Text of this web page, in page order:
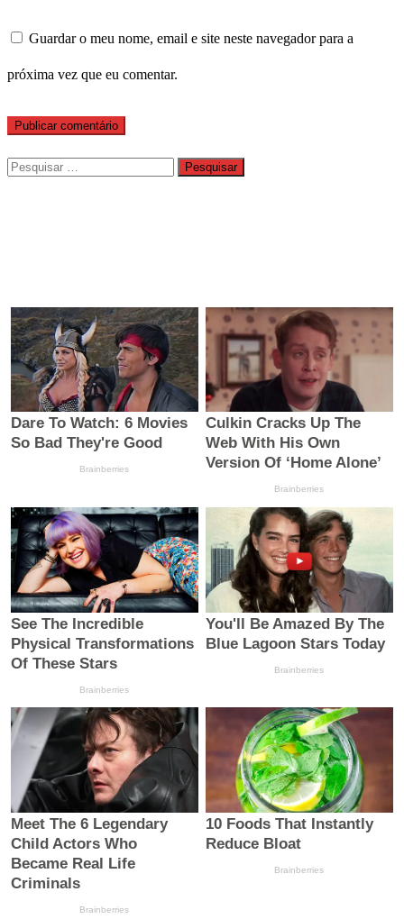
Guardar o meu nome, email e site neste navegador para a
próxima vez que eu comentar.
Pesquisar
por: